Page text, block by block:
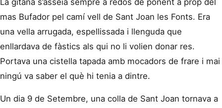
La gitana s’asseia sempre a redós de ponent a prop del
mas Bufador pel camí vell de Sant Joan les Fonts. Era
una vella arrugada, espellissada i llenguda que
enllardava de fàstics als qui no li volien donar res.
Portava una cistella tapada amb mocadors de frare i mai
ningú va saber el què hi tenia a dintre.
Un dia 9 de Setembre, una colla de Sant Joan tornava a